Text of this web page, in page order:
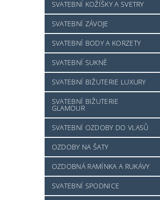
SVATEBNÍ KOŽÍŠKY A SVETRY
SVATEBNÍ ZÁVOJE
SVATEBNÍ BODY A KORZETY
SVATEBNÍ SUKNĚ
SVATEBNÍ BIŽUTERIE LUXURY
SVATEBNÍ BIŽUTERIE
GLAMOUR
SVATEBNÍ OZDOBY DO VLASŮ
OZDOBY NA ŠATY
OZDOBNÁ RAMÍNKA A RUKÁVY
SVATEBNÍ SPODNICE